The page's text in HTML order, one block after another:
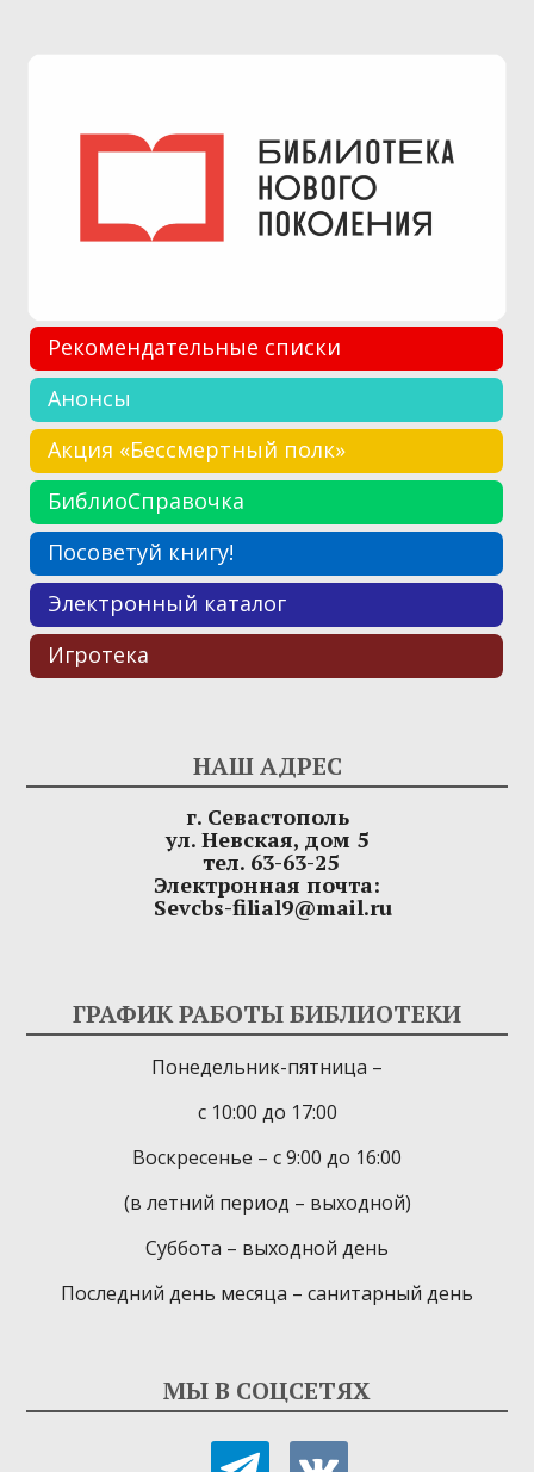
Рекомендательные списки
Анонсы
Акция «Бессмертный полк»
БиблиоСправочка
Посоветуй книгу!
Электронный каталог
Игротека
НАШ АДРЕС
г. Севастополь
ул. Невская, дом 5
тел. 63-63-25
Электронная почта:
Sevcbs-filial9@mail.ru
ГРАФИК РАБОТЫ БИБЛИОТЕКИ
Понедельник-пятница –
с 10:00 до 17:00
Воскресенье – с 9:00 до 16:00
(в летний период – выходной)
Суббота – выходной день
Последний день месяца – санитарный день
МЫ В СОЦСЕТЯХ
telegramvkontakte